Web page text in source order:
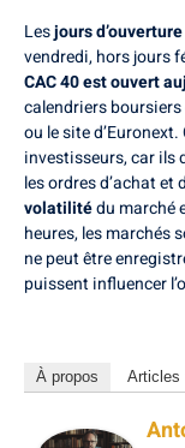
Lesjours
vendredi, hors jours
CAC 40 est ouvert
calendriers
ou le site
investisseurs, car ils
les ordres d’achat et
volatilitédu marché
heures, les marchés
ne peut être
puissent influencer
À propos Articles